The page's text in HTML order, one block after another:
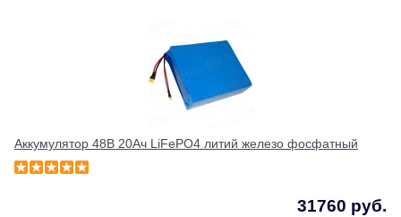
Аккумулятор 48В 20Ач LiFePO4 литий железо фосфатный
31760 руб.